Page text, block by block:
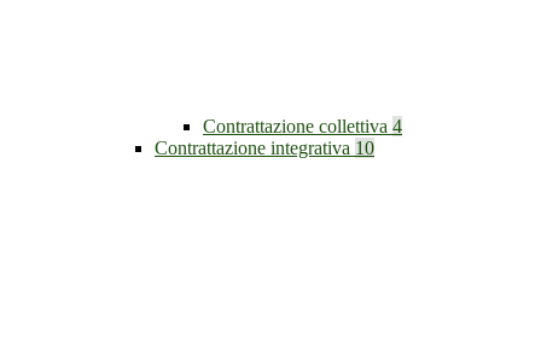
Contrattazione collettiva 4
Contrattazione integrativa 10